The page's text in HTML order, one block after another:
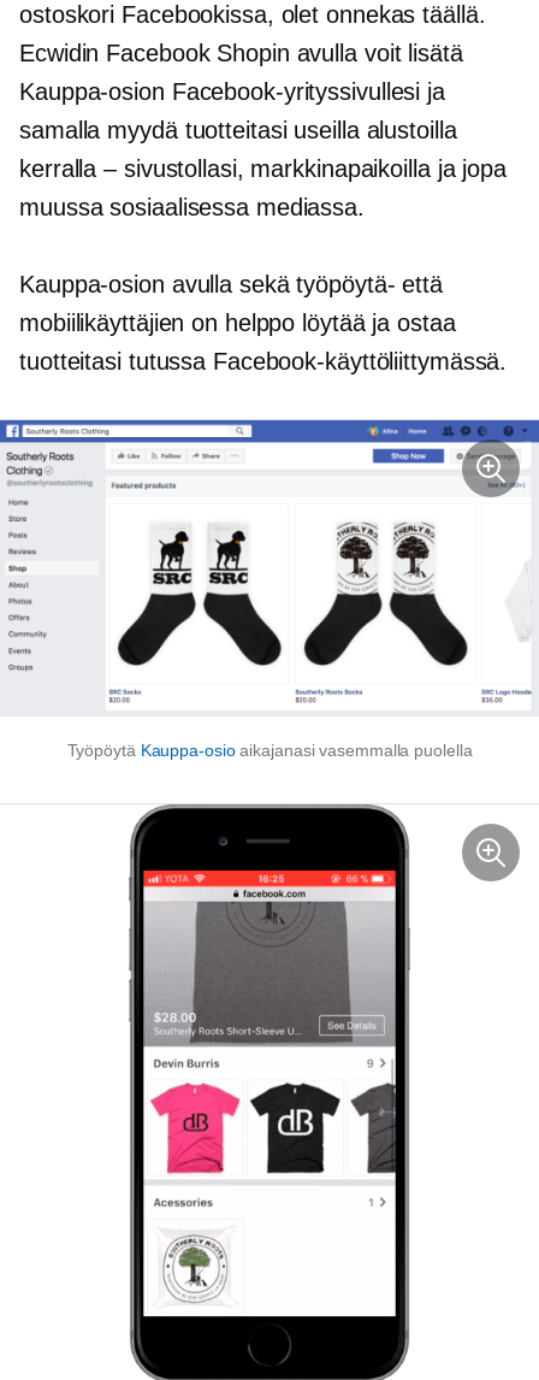
ostoskori Facebookissa, olet onnekas täällä.
Ecwidin Facebook Shopin avulla voit lisätä
Kauppa-osion Facebook-yrityssivullesi ja
samalla myydä tuotteitasi useilla alustoilla
kerralla – sivustollasi, markkinapaikoilla ja jopa
muussa sosiaalisessa mediassa.
Kauppa-osion avulla sekä työpöytä- että
mobiilikäyttäjien on helppo löytää ja ostaa
tuotteitasi tutussa Facebook-käyttöliittymässä.
Työpöytä Kauppa-osioaikajanasi vasemmalla puolella